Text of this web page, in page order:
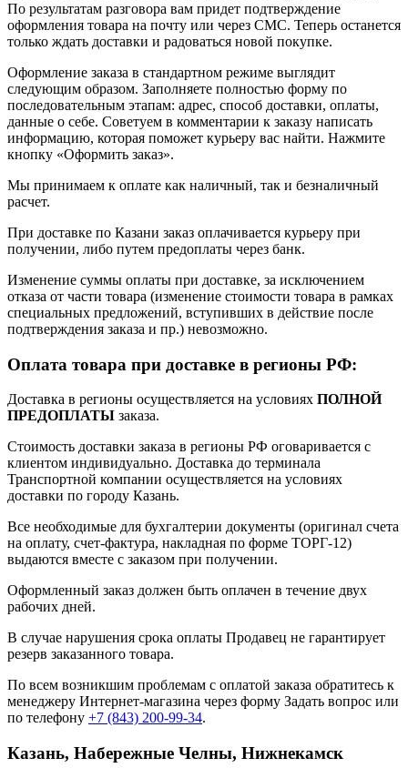
По результатам разговора вам придет подтверждение
оформления товара на почту или через СМС. Теперь останется
только ждать доставки и радоваться новой покупке.
Оформление заказа в стандартном режиме выглядит
следующим образом. Заполняете полностью форму по
последовательным этапам: адрес, способ доставки, оплаты,
данные о себе. Советуем в комментарии к заказу написать
информацию, которая поможет курьеру вас найти. Нажмите
кнопку «Оформить заказ».
Мы принимаем к оплате как наличный, так и безналичный
расчет.
При доставке по Казани заказ оплачивается курьеру при
получении, либо путем предоплаты через банк.
Изменение суммы оплаты при доставке, за исключением
отказа от части товара (изменение стоимости товара в рамках
специальных предложений, вступивших в действие после
подтверждения заказа и пр.) невозможно.
Оплата товара при доставке в регионы РФ:
Доставка в регионы осуществляется на условиях ПОЛНОЙ
ПРЕДОПЛАТЫ заказа.
Стоимость доставки заказа в регионы РФ оговаривается с
клиентом индивидуально. Доставка до терминала
Транспортной компании осуществляется на условиях
доставки по городу Казань.
Все необходимые для бухгалтерии документы (оригинал счета
на оплату, счет-фактура, накладная по форме ТОРГ-12)
выдаются вместе с заказом при получении.
Оформленный заказ должен быть оплачен в течение двух
рабочих дней.
В случае нарушения срока оплаты Продавец не гарантирует
резерв заказанного товара.
По всем возникшим проблемам с оплатой заказа обратитесь к
менеджеру Интернет-магазина через форму Задать вопрос или
по телефону +7 (843) 200-99-34.
Казань, Набережные Челны, Нижнекамск